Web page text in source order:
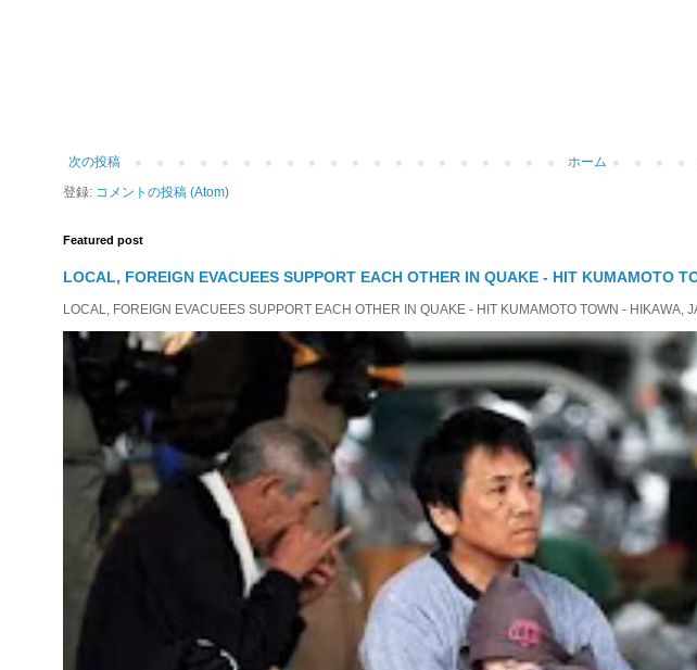
次の投稿
ホーム
登録: コメントの投稿 (Atom)
Featured post
LOCAL, FOREIGN EVACUEES SUPPORT EACH OTHER IN QUAKE - HIT KUMAMOTO
LOCAL, FOREIGN EVACUEES SUPPORT EACH OTHER IN QUAKE - HIT KUMAMOTO TOWN -